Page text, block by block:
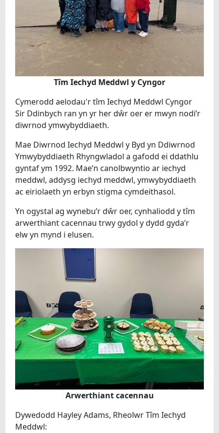
Tîm Iechyd Meddwl y Cyngor
Cymerodd aelodau'r tîm Iechyd Meddwl Cyngor
Sir Ddinbych ran yn yr her dŵr oer er mwyn nodi’r
diwrnod ymwybyddiaeth.
Mae Diwrnod Iechyd Meddwl y Byd yn Ddiwrnod
Ymwybyddiaeth Rhyngwladol a gafodd ei ddathlu
gyntaf ym 1992. Mae’n canolbwyntio ar iechyd
meddwl, addysg iechyd meddwl, ymwybyddiaeth
ac eiriolaeth yn erbyn stigma cymdeithasol.
Yn ogystal ag wynebu’r dŵr oer, cynhaliodd y tîm
arwerthiant cacennau trwy gydol y dydd gyda’r
elw yn mynd i elusen.
Arwerthiant cacennau
Dywedodd Hayley Adams, Rheolwr Tîm Iechyd
Meddwl: